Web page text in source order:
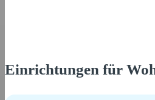
Einrichtungen für